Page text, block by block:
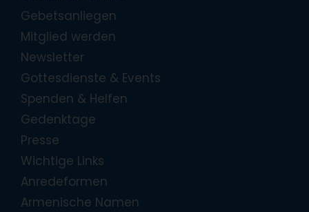
Gebetsanliegen
Mitglied werden
Newsletter
Gottesdienste & Events
Spenden & Helfen
Gedenktage
Presse
Wichtige Links
Anredeformen
Armenische Namen